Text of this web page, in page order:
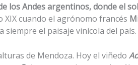
Andes argentinos, donde el
XIX cuando el agrónomo francés
el paisaje vinícola del país.
de Mendoza. Hoy el viñedo